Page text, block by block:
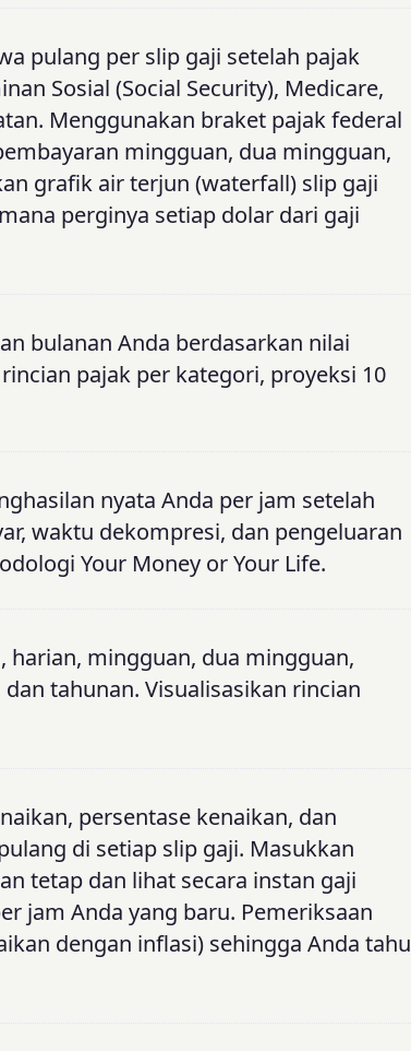
pulang per slip gaji setelah pajak
Sosial (Social Security), Medicare,
Menggunakan braket pajak federal
mingguan, dua mingguan,
grafik air terjun (waterfall) slip gaji
perginya setiap dolar dari gaji
bulanan Anda berdasarkan nilai
pajak per kategori, proyeksi 10
nyata Anda per jam setelah
waktu dekompresi, dan pengeluaran
Your Money or Your Life.
harian, mingguan, dua mingguan,
tahunan. Visualisasikan rincian
persentase kenaikan, dan
di setiap slip gaji. Masukkan
tetap dan lihat secara instan gaji
jam Anda yang baru. Pemeriksaan
dengan inflasi) sehingga Anda tahu